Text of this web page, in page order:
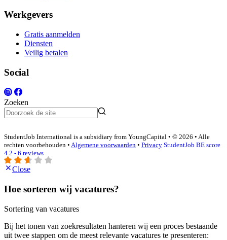
Werkgevers
Gratis aanmelden
Diensten
Veilig betalen
Social
Zoeken
StudentJob International is a subsidiary from YoungCapital • © 2026 • Alle
rechten voorbehouden • Algemene voorwaarden • Privacy StudentJob BE score
4.2 - 6 reviews
Close
Hoe sorteren wij vacatures?
Sortering van vacatures
Bij het tonen van zoekresultaten hanteren wij een proces bestaande
uit twee stappen om de meest relevante vacatures te presenteren: